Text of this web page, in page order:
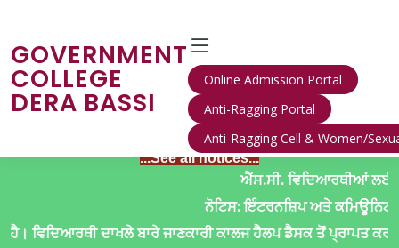
GOVERNMENT
COLLEGE
DERA BASSI
Online Admission Portal
Anti-Ragging Portal
Anti-Ragging Cell & Women/
...See all notices...
ਐੱਸ.ਸੀ. ਵਿਦਿਆਰਥੀਆਂ ਲਈ ਅਤਿ ਜਰੂਰੀ
ਨੋਟਿਸ: ਇੰਟਰਨਸ਼ਿਪ ਅਤੇ ਕਮਿਊਨਿਟੀ ਸਰਵਿਸ (IT/
ਬਾਰੇ ਜਾਣਕਾਰੀ ਕਾਲਜ ਹੈਲਪ ਡੈਸਕ ਤੋਂ ਪ੍ਰਾਪਤ ਕਰ ਸਕਦੇ ਹਨ।